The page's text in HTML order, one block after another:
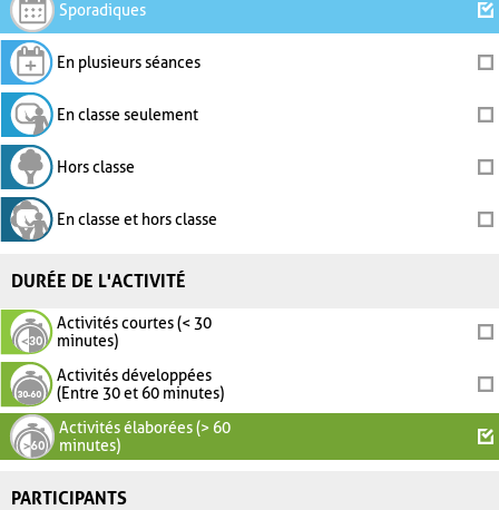
Sporadiques
En plusieurs séances
En classe seulement
Hors classe
En classe et hors classe
DURÉE DE L'ACTIVITÉ
Activités courtes (< 30
minutes)
Activités développées
(Entre 30 et 60 minutes)
Activités élaborées (> 60
minutes)
PARTICIPANTS